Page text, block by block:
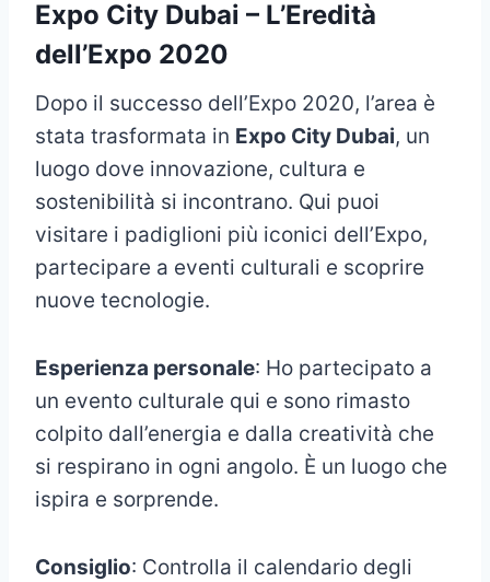
Expo City Dubai – L’Eredità
dell’Expo 2020
Dopo il successo dell’Expo 2020, l’area è
stata trasformata in Expo City Dubai, un
luogo dove innovazione, cultura e
sostenibilità si incontrano. Qui puoi
visitare i padiglioni più iconici dell’Expo,
partecipare a eventi culturali e scoprire
nuove tecnologie.
Esperienza personale: Ho partecipato a
un evento culturale qui e sono rimasto
colpito dall’energia e dalla creatività che
si respirano in ogni angolo. È un luogo che
ispira e sorprende.
Consiglio: Controlla il calendario degli